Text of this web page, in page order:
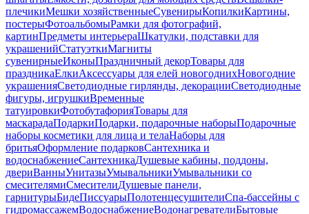
плечикиМешки хозяйственныеСувенирыКопилкиКартины,
постерыФотоальбомыРамки для фотографий,
картинПредметы интерьераШкатулки, подставки для
украшенийСтатуэткиМагниты
сувенирныеИконыПраздничный декорТовары для
праздникаЕлкиАксессуары для елей новогоднихНовогодние
украшенияСветодиодные гирлянды, декорацииСветодиодные
фигуры, игрушкиВременные
татуировкиФотобутафорияТовары для
маскарадаПодаркиПодарки, подарочные наборыПодарочные
наборы косметики для лица и телаНаборы для
бритьяОформление подарковСантехника и
водоснабжениеСантехникаДушевые кабины, поддоны,
двериВанныУнитазыУмывальникиУмывальники со
смесителямиСмесителиДушевые панели,
гарнитурыБидеПиссуарыПолотенцесушителиСпа-бассейны с
гидромассажемВодоснабжениеВодонагревателиБытовые